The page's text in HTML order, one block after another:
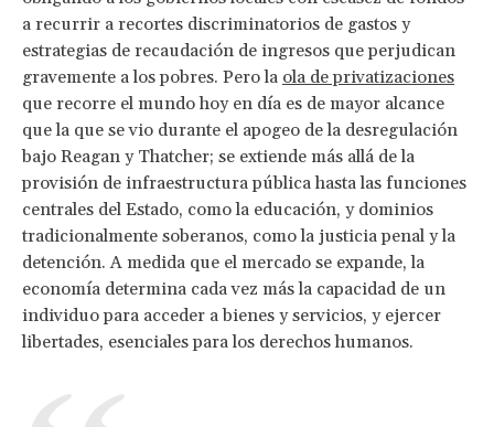
a recurrir a recortes discriminatorios de gastos y
estrategias de recaudación de ingresos que perjudican
gravemente a los pobres. Pero la ola de privatizaciones
que recorre el mundo hoy en día es de mayor alcance
que la que se vio durante el apogeo de la desregulación
bajo Reagan y Thatcher; se extiende más allá de la
provisión de infraestructura pública hasta las funciones
centrales del Estado, como la educación, y dominios
tradicionalmente soberanos, como la justicia penal y la
detención. A medida que el mercado se expande, la
economía determina cada vez más la capacidad de un
individuo para acceder a bienes y servicios, y ejercer
libertades, esenciales para los derechos humanos.